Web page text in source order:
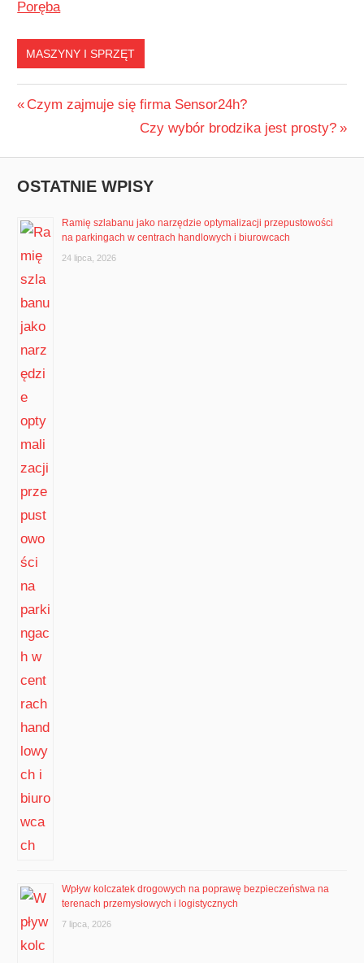
Poręba
MASZYNY I SPRZĘT
Nawigacja
Previous
Czym zajmuje się firma Sensor24h?
Next
Czy wybór brodzika jest prosty?
OSTATNIE WPISY
Ramię szlabanu jako narzędzie optymalizacji przepustowości
na parkingach w centrach handlowych i biurowcach
24 lipca, 2026
Wpływ kolczatek drogowych na poprawę bezpieczeństwa na
terenach przemysłowych i logistycznych
7 lipca, 2026